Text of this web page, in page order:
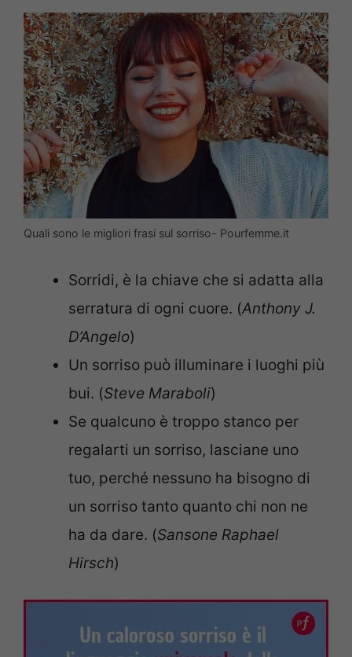
Quali sono le migliori frasi sul sorriso- Pourfemme.it
Sorridi, è la chiave che si adatta alla
serratura di ogni cuore. (Anthony J.
D’Angelo)
Un sorriso può illuminare i luoghi più
bui. (Steve Maraboli)
Se qualcuno è troppo stanco per
regalarti un sorriso, lasciane uno
tuo, perché nessuno ha bisogno di
un sorriso tanto quanto chi non ne
ha da dare. (Sansone Raphael
Hirsch)